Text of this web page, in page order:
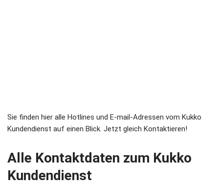
Sie finden hier alle Hotlines und E-mail-Adressen vom Kukko
Kundendienst auf einen Blick. Jetzt gleich Kontaktieren!
Alle Kontaktdaten zum Kukko
Kundendienst